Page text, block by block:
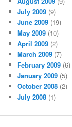
July 2009 (9)
June 2009 (19)
May 2009 (10)
April 2009 (2)
March 2009 (7)
February 2009 (6)
January 2009 (5)
October 2008 (2)
July 2008 (1)